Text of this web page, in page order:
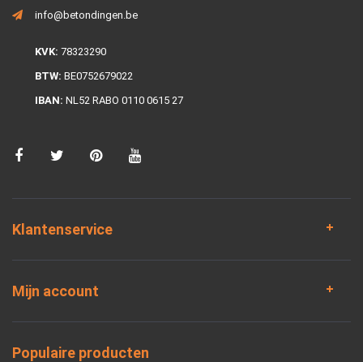
info@betondingen.be
KVK: 78323290
BTW: BE0752679022
IBAN: NL52 RABO 0110 0615 27
Klantenservice
Mijn account
Populaire producten